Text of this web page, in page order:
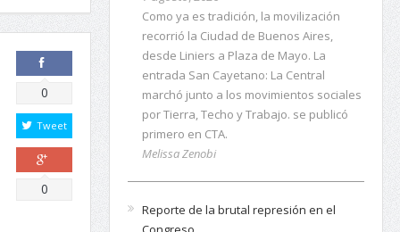
Comparte
0
Tweet
Comparte
0
recorrió la Ciudad de Buenos Aires,
desde Liniers a Plaza de Mayo. La
entrada San Cayetano: La Central
marchó junto a los movimientos sociales
por Tierra, Techo y Trabajo. se publicó
primero en CTA.
Melissa Zenobi
Reporte de la brutal represión en el
Congreso
7 agosto, 2026